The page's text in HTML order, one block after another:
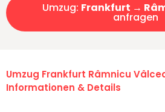
Umzug: Frankfurt →
anfragen
Umzug Frankfurt Râmnicu
Informationen & Details